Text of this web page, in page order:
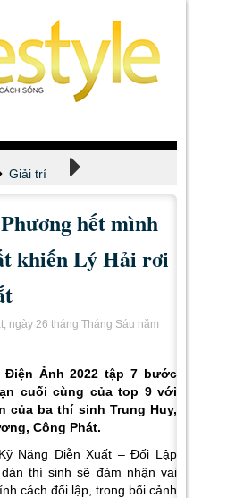
Giải trí
- Đọc
hết mình
khiến Lý Hải rơi
ngày 26 tháng Tháng Sáu năm
Điện Ảnh 2022 tập 7 bước
cuối cùng của top 9 với
của ba thí sinh Trung Huy,
Công Phát.
Năng Diễn Xuất – Đối Lập
thí sinh sẽ đảm nhận vai
cách đối lập, trong bối cảnh